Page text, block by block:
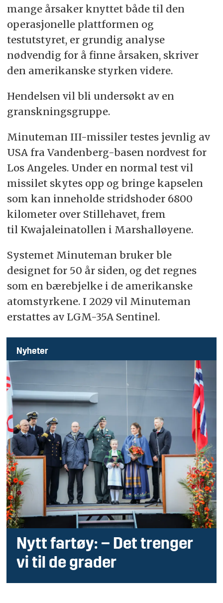
mange årsaker knyttet både til den
operasjonelle plattformen og
testutstyret, er grundig analyse
nødvendig for å finne årsaken, skriver
den amerikanske styrken videre.
Hendelsen vil bli undersøkt av en
granskningsgruppe.
Minuteman III-missiler testes jevnlig av
USA fra Vandenberg-basen nordvest for
Los Angeles. Under en normal test vil
missilet skytes opp og bringe kapselen
som kan inneholde stridshoder 6800
kilometer over Stillehavet, frem
til Kwajaleinatollen i Marshalløyene.
Systemet Minuteman bruker ble
designet for 50 år siden, og det regnes
som en bærebjelke i de amerikanske
atomstyrkene. I 2029 vil Minuteman
erstattes av LGM-35A Sentinel.
Nyheter
Nytt fartøy: – Det trenger
vi til de grader